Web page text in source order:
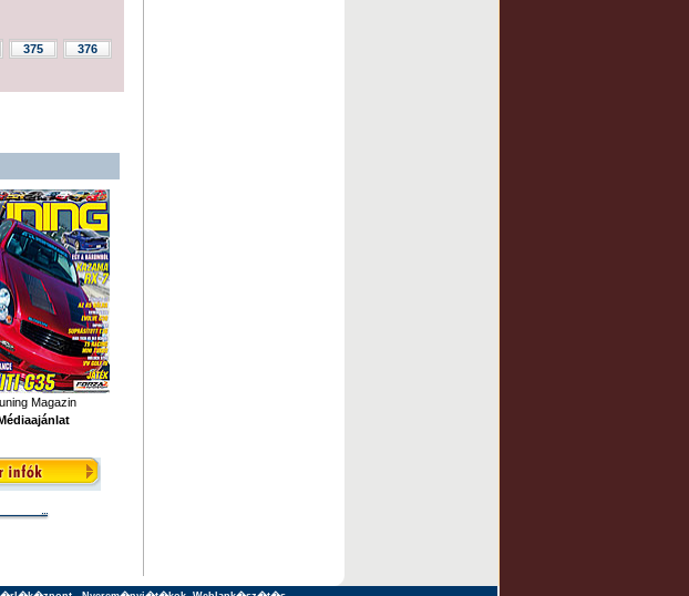
375
376
Magazin